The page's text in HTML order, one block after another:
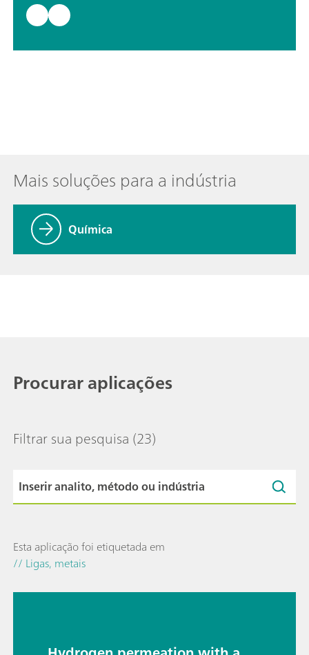
Mais soluções para a indústria
Química
Procurar aplicações
Filtrar sua pesquisa (23)
Esta aplicação foi etiquetada em
// Ligas, metais